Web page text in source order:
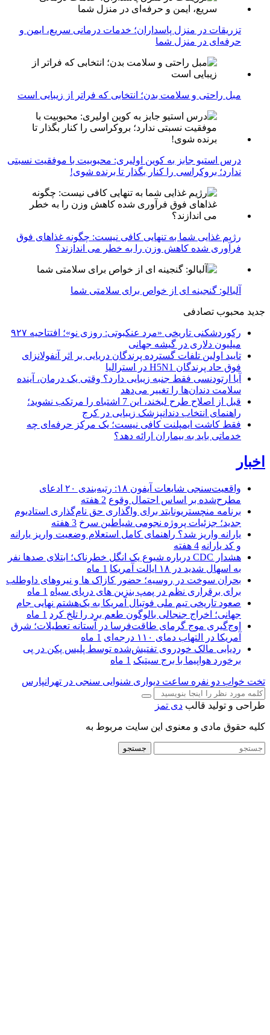
تزریقات در منزل پاسداران؛ خدمات درمانی سریع، ایمن و
حرفه‌ای در منزل شما
مبل راحتی و سلامت بدن؛ انتخابی که فراتر از زیبایی است
درس استیو جابز به کوین اولیری: محبوبیت با موفقیت نسبتی
ندارد؛ بروکراسی را کنار بگذار تا برنده شوی!
رژیم غذایی شما به تنهایی کافی نیست: چگونه غذاهای فوق
فرآوری شده کاهش وزن را به خطر می اندازند؟
آلبالو: گنجینه ای از خواص برای سلامتی شما
جدید محبوب تصادفی
رکوردشکنی تاریخی «مرد عنکبوتی: روزی نو»؛ افتتاحیه ۹۲۷
میلیون دلاری در گیشه جهانی
تایید اولین تلفات گسترده پرندگان دریایی بر اثر آنفولانزای
فوق حاد پرندگان H5N1 در استرالیا
آیا ارتودنسی فقط جنبه زیبایی دارد؟ وقتی یک درمان، آینده
سلامت دندان‌ها را تغییر می‌دهد
قبل از اصلاح طرح لبخند، این 7 اشتباه را مرتکب نشوید؛
راهنمای انتخاب دندانپزشک زیبایی در کرج
فقط کاشت ایمپلنت کافی نیست؛ یک مرکز حرفه‌ای چه
خدماتی باید به بیماران ارائه دهد؟
اخبار
واقعیت‌سنجی شایعات آیفون ۱۸: رتبه‌بندی ۲۰ ادعای
مطرح‌شده بر اساس احتمال وقوع 2 هفته
برنامه منچستریونایتد برای واگذاری حق نام‌گذاری استادیوم
جدید؛ جزئیات پروژه نجومی شیاطین سرخ 3 هفته
یارانه واریز شد؟ راهنمای کامل استعلام وضعیت واریز یارانه
و کد یارانه 4 هفته
هشدار CDC درباره شیوع یک انگل خطرناک؛ ابتلای صدها نفر
به اسهال شدید در ۱۸ ایالت آمریکا
1 ماه
بحران سوخت در روسیه؛ حضور کازاک‌ ها و نیروهای داوطلب
برای برقراری نظم در پمپ بنزین‌ های دریای سیاه 1 ماه
صعود تاریخی تیم ملی فوتبال آمریکا به یک‌هشتم نهایی جام
جهانی؛ اخراج جنجالی بالوگون طعم برد را تلخ کرد 1 ماه
اوج‌گیری موج گرمای طاقت‌فرسا در آستانه تعطیلات؛ شرق
آمریکا در التهاب دمای ۱۱۰ درجه‌ای
1 ماه
ردیابی مالک خودروی تفتیش‌شده توسط پلیس پکن در پی
برخورد هواپیما با برج سیتیک 1 ماه
تخت خواب دو نفره ساعت دیواری شنوایی سنجی در تهرانپارس
طراحی و تولید قالب دی تمز
کلیه حقوق مادی و معنوی این سایت مربوط به
جستجو